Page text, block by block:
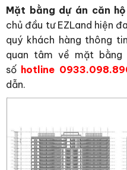
Mặt bằng dự án căn
chủ đầu tư EZLand hiện
quý khách hàng thông
quan tâm về mặt
số hotline
dẫn.